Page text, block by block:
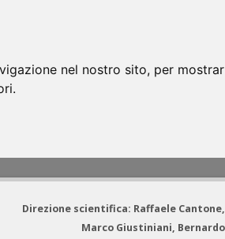
nel nostro sito, per
Direzione scientifica: Raffaele
Marco Giustiniani,